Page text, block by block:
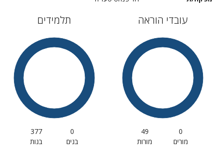
עובדי הוראה
0
מורים
49
מורות
תלמידים
0
בנים
377
בנות